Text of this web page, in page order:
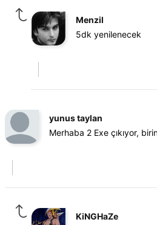
Menzil
5dk yenilenecek
yunus taylan
Merhaba 2 Exe çıkıyor,
KiNGHaZe